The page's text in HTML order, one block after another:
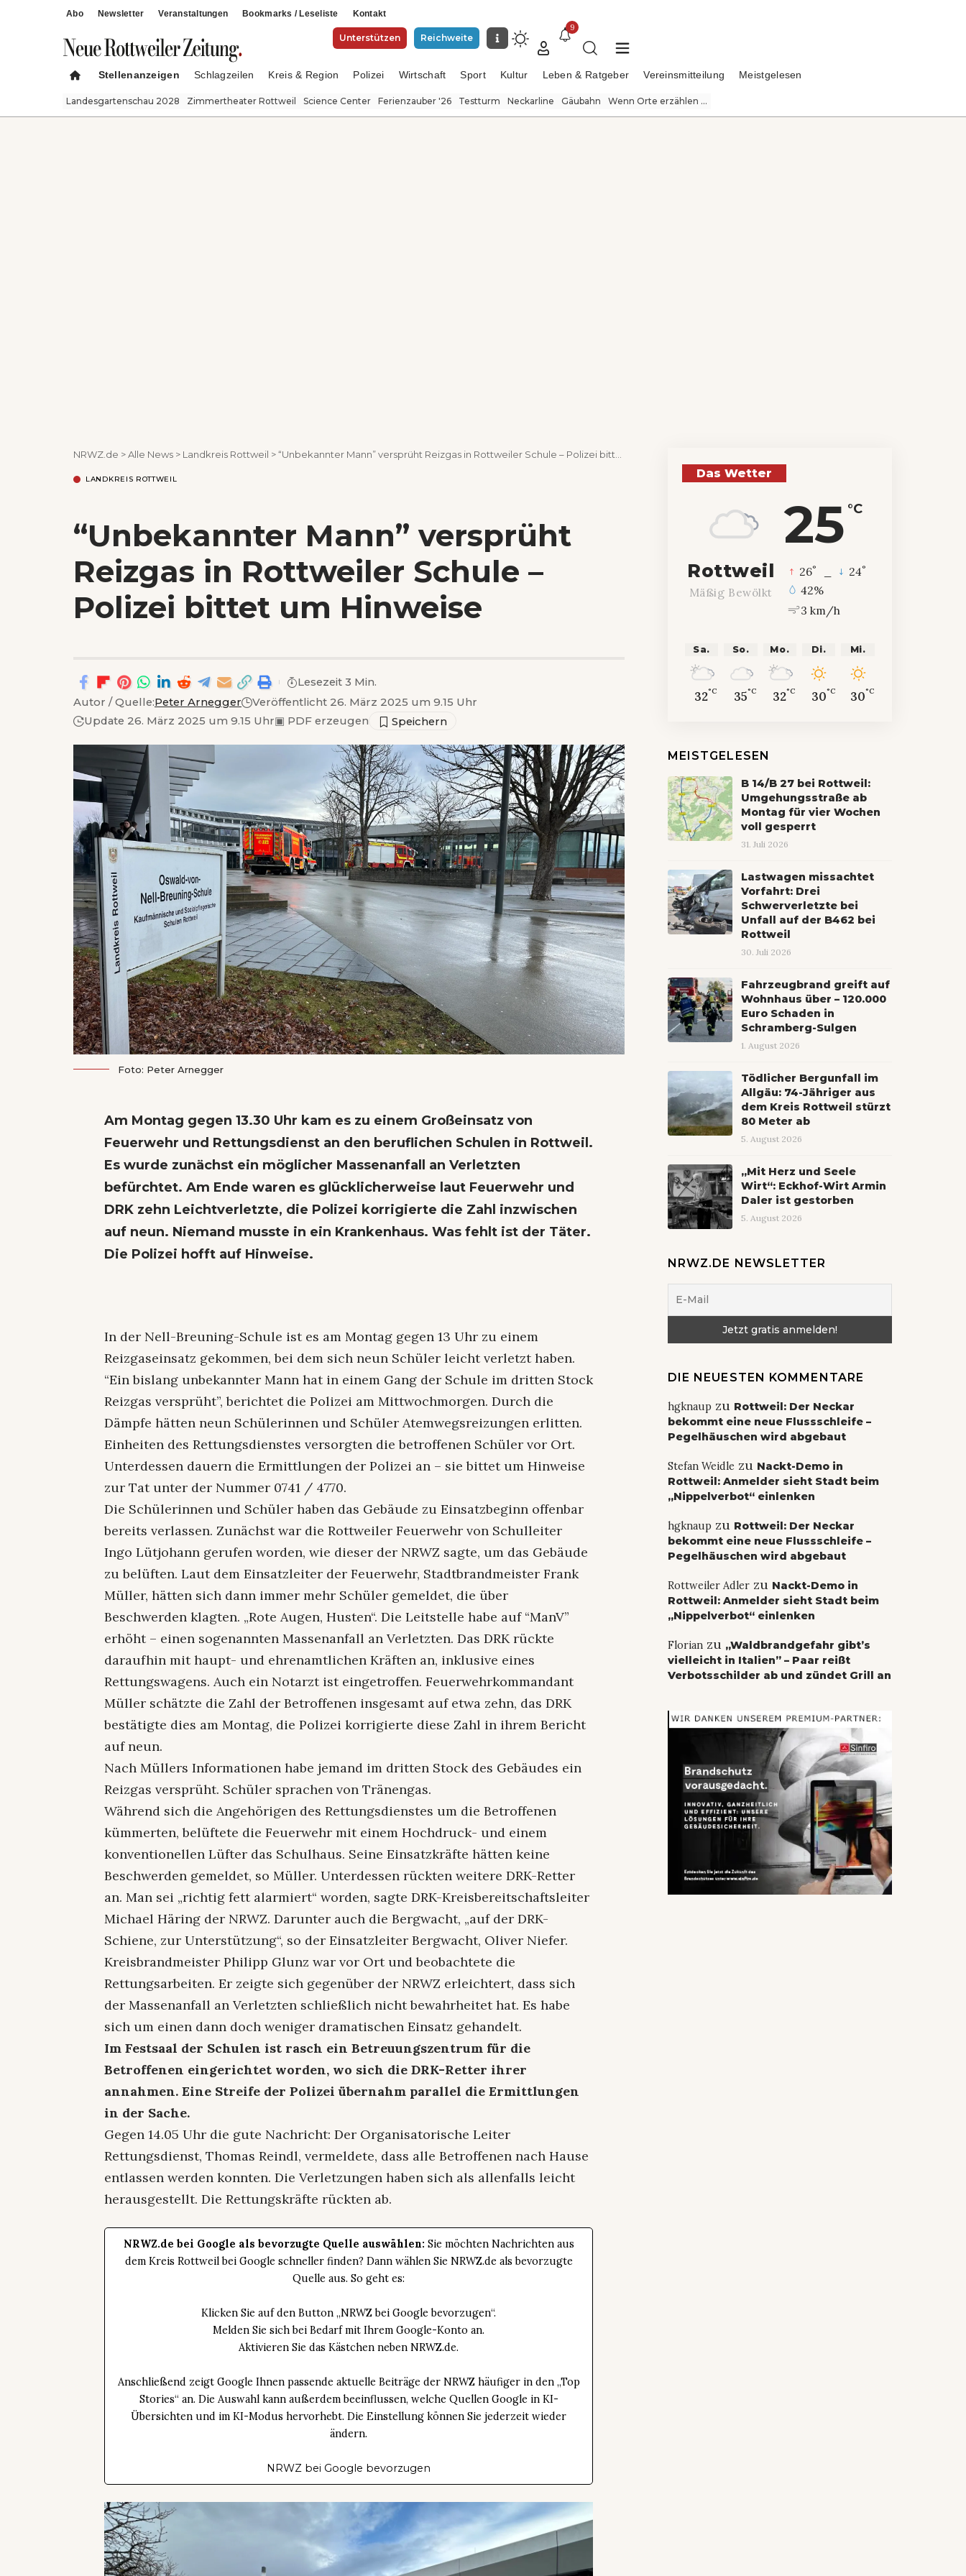
Abo Newsletter Veranstaltungen Bookmarks / Leseliste Kontakt
Unterstützen Reichweite
9
Stellenanzeigen Schlagzeilen Kreis & Region Polizei Wirtschaft Sport Kultur Leben & Ratgeber Vereinsmitteilung Meistgelesen
Landesgartenschau 2028 Zimmertheater Rottweil Science Center Ferienzauber '26 Testturm Neckarline Gäubahn Wenn Orte erzählen ...
NRWZ.de >Alle News > Landkreis Rottweil >“Unbekannter Mann” versprüht Reizgas in Rottweiler Schule – Polizei bittet um Hinweise
LANDKREIS ROTTWEIL
“Unbekannter Mann” versprüht
Reizgas in Rottweiler Schule –
Polizei bittet um Hinweise
Autor / Quelle:Peter Arnegger
Veröffentlicht 26. März 2025 um 9.15 Uhr
Update 26. März 2025 um 9.15 Uhr▣ PDF erzeugen
Lesezeit 3 Min.
Foto: Peter Arnegger
Am Montag gegen 13.30 Uhr kam es zu einem Großeinsatz von
Feuerwehr und Rettungsdienst an den beruflichen Schulen in Rottweil.
Es wurde zunächst ein möglicher Massenanfall an Verletzten
befürchtet. Am Ende waren es glücklicherweise laut Feuerwehr und
DRK zehn Leichtverletzte, die Polizei korrigierte die Zahl inzwischen
auf neun. Niemand musste in ein Krankenhaus. Was fehlt ist der Täter.
Die Polizei hofft auf Hinweise.
In der Nell-Breuning-Schule ist es am Montag gegen 13 Uhr zu einem
Reizgaseinsatz gekommen, bei dem sich neun Schüler leicht verletzt haben.
“Ein bislang unbekannter Mann hat in einem Gang der Schule im dritten Stock
Reizgas versprüht”, berichtet die Polizei am Mittwochmorgen. Durch die
Dämpfe hätten neun Schülerinnen und Schüler Atemwegsreizungen erlitten.
Einheiten des Rettungsdienstes versorgten die betroffenen Schüler vor Ort.
Unterdessen dauern die Ermittlungen der Polizei an – sie bittet um Hinweise
zur Tat unter der Nummer 0741 / 4770.
Die Schülerinnen und Schüler haben das Gebäude zu Einsatzbeginn offenbar
bereits verlassen. Zunächst war die Rottweiler Feuerwehr von Schulleiter
Ingo Lütjohann gerufen worden, wie dieser der NRWZ sagte, um das Gebäude
zu belüften. Laut dem Einsatzleiter der Feuerwehr, Stadtbrandmeister Frank
Müller, hätten sich dann immer mehr Schüler gemeldet, die über
Beschwerden klagten. „Rote Augen, Husten“. Die Leitstelle habe auf “ManV”
erhöht – einen sogenannten Massenanfall an Verletzten. Das DRK rückte
daraufhin mit haupt- und ehrenamtlichen Kräften an, inklusive eines
Rettungswagens. Auch ein Notarzt ist eingetroffen. Feuerwehrkommandant
Müller schätzte die Zahl der Betroffenen insgesamt auf etwa zehn, das DRK
bestätigte dies am Montag, die Polizei korrigierte diese Zahl in ihrem Bericht
auf neun.
Nach Müllers Informationen habe jemand im dritten Stock des Gebäudes ein
Reizgas versprüht. Schüler sprachen von Tränengas.
Während sich die Angehörigen des Rettungsdienstes um die Betroffenen
kümmerten, belüftete die Feuerwehr mit einem Hochdruck- und einem
konventionellen Lüfter das Schulhaus. Seine Einsatzkräfte hätten keine
Beschwerden gemeldet, so Müller. Unterdessen rückten weitere DRK-Retter
an. Man sei „richtig fett alarmiert“ worden, sagte DRK-Kreisbereitschaftsleiter
Michael Häring der NRWZ. Darunter auch die Bergwacht, „auf der DRK-
Schiene, zur Unterstützung“, so der Einsatzleiter Bergwacht, Oliver Niefer.
Kreisbrandmeister Philipp Glunz war vor Ort und beobachtete die
Rettungsarbeiten. Er zeigte sich gegenüber der NRWZ erleichtert, dass sich
der Massenanfall an Verletzten schließlich nicht bewahrheitet hat. Es habe
sich um einen dann doch weniger dramatischen Einsatz gehandelt.
Im Festsaal der Schulen ist rasch ein Betreuungszentrum für die
Betroffenen eingerichtet worden, wo sich die DRK-Retter ihrer
annahmen. Eine Streife der Polizei übernahm parallel die Ermittlungen
in der Sache.
Gegen 14.05 Uhr die gute Nachricht: Der Organisatorische Leiter
Rettungsdienst, Thomas Reindl, vermeldete, dass alle Betroffenen nach Hause
entlassen werden konnten. Die Verletzungen haben sich als allenfalls leicht
herausgestellt. Die Rettungskräfte rückten ab.
NRWZ.de bei Google als bevorzugte Quelle auswählen: Sie möchten Nachrichten aus
dem Kreis Rottweil bei Google schneller finden? Dann wählen Sie NRWZ.de als bevorzugte
Quelle aus. So geht es:
Klicken Sie auf den Button „NRWZ bei Google bevorzugen“.
Melden Sie sich bei Bedarf mit Ihrem Google-Konto an.
Aktivieren Sie das Kästchen neben NRWZ.de.
Anschließend zeigt Google Ihnen passende aktuelle Beiträge der NRWZ häufiger in den „Top
Stories“ an. Die Auswahl kann außerdem beeinflussen, welche Quellen Google in KI-
Übersichten und im KI-Modus hervorhebt. Die Einstellung können Sie jederzeit wieder
ändern.
NRWZ bei Google bevorzugen
Das Wetter
25 °C
Rottweil
Mäßig Bewölkt
26° 24°
42%
3 km/h
Sa.
32°C
So.
35°C
Mo.
32°C
Di.
30°C
Mi.
30°C
MEISTGELESEN
B 14/B 27 bei Rottweil:
Umgehungsstraße ab
Montag für vier Wochen
voll gesperrt
31. Juli 2026
Lastwagen missachtet
Vorfahrt: Drei
Schwerverletzte bei
Unfall auf der B462 bei
Rottweil
30. Juli 2026
Fahrzeugbrand greift auf
Wohnhaus über – 120.000
Euro Schaden in
Schramberg-Sulgen
1. August 2026
Tödlicher Bergunfall im
Allgäu: 74-Jähriger aus
dem Kreis Rottweil stürzt
80 Meter ab
5. August 2026
„Mit Herz und Seele
Wirt“: Eckhof-Wirt Armin
Daler ist gestorben
5. August 2026
NRWZ.DE NEWSLETTER
DIE NEUESTEN KOMMENTARE
hgknaupzu Rottweil: Der Neckar
bekommt eine neue Flussschleife –
Pegelhäuschen wird abgebaut
Stefan Weidle zu Nackt-Demo in
Rottweil: Anmelder sieht Stadt beim
„Nippelverbot“ einlenken
hgknaupzu Rottweil: Der Neckar
bekommt eine neue Flussschleife –
Pegelhäuschen wird abgebaut
Rottweiler Adlerzu Nackt-Demo in
Rottweil: Anmelder sieht Stadt beim
„Nippelverbot“ einlenken
Florianzu „Waldbrandgefahr gibt’s
vielleicht in Italien” – Paar reißt
Verbotsschilder ab und zündet Grill an